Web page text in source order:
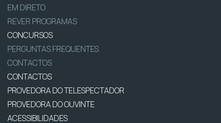
EM DIRETO
REVER PROGRAMAS
CONCURSOS
PERGUNTAS FREQUENTES
CONTACTOS
CONTACTOS
PROVEDORA DO TELESPECTADOR
PROVEDORA DO OUVINTE
ACESSIBILIDADES